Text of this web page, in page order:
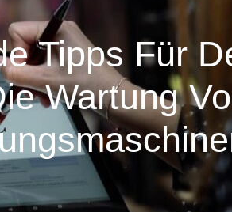
Tipps Für
Wartung